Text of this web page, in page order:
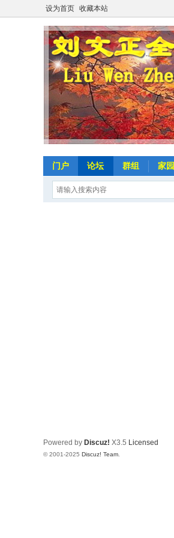
设为首页 收藏本站
门户 论坛 群组 家园
Powered by Discuz! X3.5 Licensed
© 2001-2025 Discuz! Team